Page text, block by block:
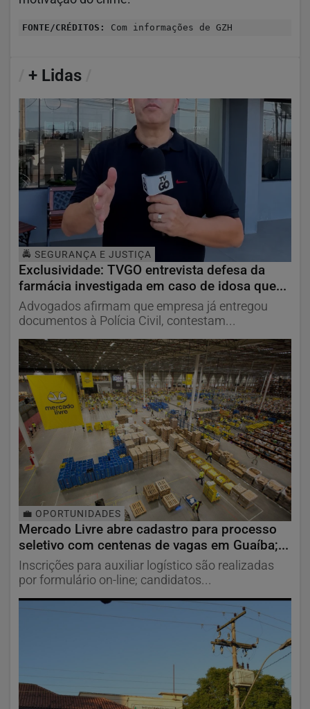
FONTE/CRÉDITOS: Com informações de GZH
+ Lidas
🚔 SEGURANÇA E JUSTIÇA
Exclusividade: TVGO entrevista defesa da
farmácia investigada em caso de idosa que...
Advogados afirmam que empresa já entregou
documentos à Polícia Civil, contestam...
💼 OPORTUNIDADES
Mercado Livre abre cadastro para processo
seletivo com centenas de vagas em Guaíba;...
Inscrições para auxiliar logístico são realizadas
por formulário on-line; candidatos...